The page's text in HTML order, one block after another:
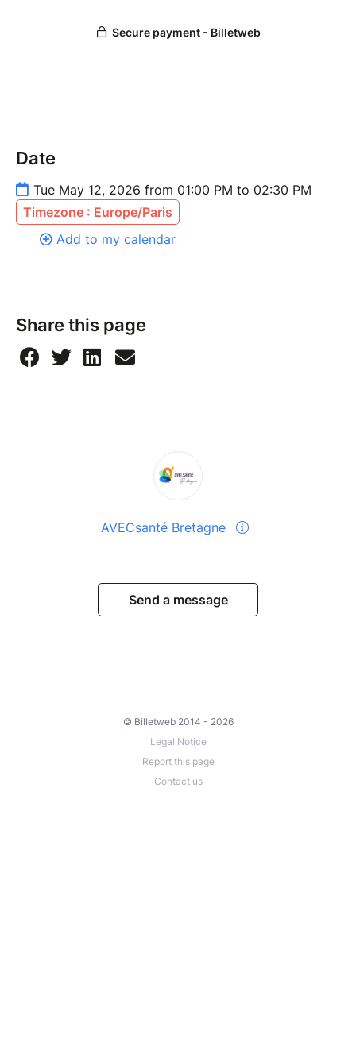
Date
Tue May 12, 2026 from 01:00 PM to 02:30 PM
Timezone : Europe/Paris
Add to my calendar
Share this page
AVECsanté Bretagne
Send a message
© Billetweb 2014 - 2026
Legal Notice
Report this page
Contact us